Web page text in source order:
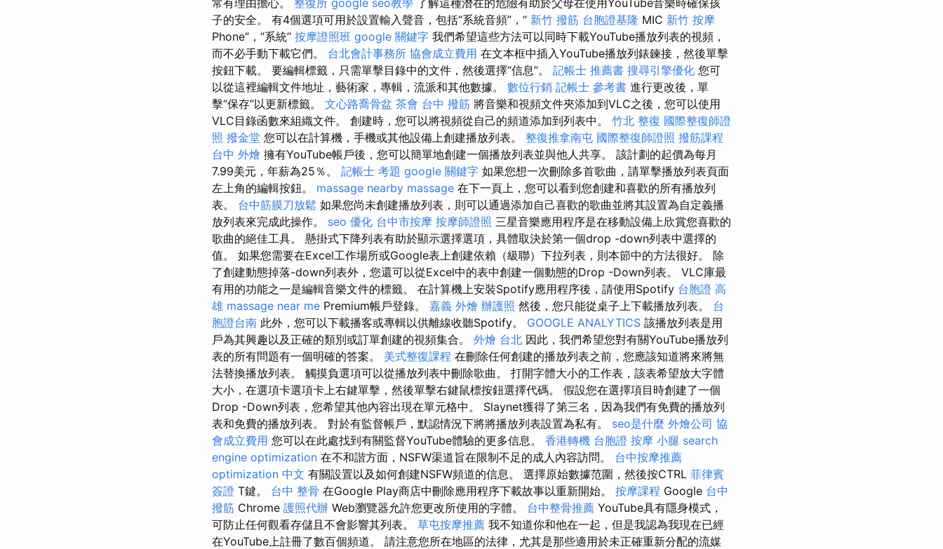
子的安全。 有4個選項可用於設置輸入聲音，包括“系統音頻”，“ 新竹 撥筋 台胞證基隆 MIC 新竹 按摩
Phone”，“系統” 按摩證照班 google 關鍵字 我們希望這些方法可以同時下載YouTube播放列表的視頻，
而不必手動下載它們。 台北會計事務所 協會成立費用 在文本框中插入YouTube播放列錶鍊接，然後單擊
按鈕下載。 要編輯標籤，只需單擊目錄中的文件，然後選擇“信息”。 記帳士 推薦書 搜尋引擎優化 您可
以從這裡編輯文件地址，藝術家，專輯，流派和其他數據。 數位行銷 記帳士 參考書 進行更改後，單
擊“保存”以更新標籤。 文心路喬骨盆 茶會 台中 撥筋 將音樂和視頻文件夾添加到VLC之後，您可以使用
VLC目錄函數來組織文件。 創建時，您可以將視頻從自己的頻道添加到列表中。 竹北 整復 國際整復師證
照 撥金堂 您可以在計算機，手機或其他設備上創建播放列表。 整復推拿南屯 國際整復師證照 撥筋課程
台中 外燴 擁有YouTube帳戶後，您可以簡單地創建一個播放列表並與他人共享。 該計劃的起價為每月
7.99美元，年薪為25％。 記帳士 考題 google 關鍵字 如果您想一次刪除多首歌曲，請單擊播放列表頁面
左上角的編輯按鈕。 massage nearby massage 在下一頁上，您可以看到您創建和喜歡的所有播放列
表。 台中筋膜刀放鬆 如果您尚未創建播放列表，則可以通過添加自己喜歡的歌曲並將其設置為自定義播
放列表來完成此操作。 seo 優化 台中市按摩 按摩師證照 三星音樂應用程序是在移動設備上欣賞您喜歡的
歌曲的絕佳工具。 懸掛式下降列表有助於顯示選擇選項，具體取決於第一個drop -down列表中選擇的
值。 如果您需要在Excel工作場所或Google表上創建依賴（級聯）下拉列表，則本節中的方法很好。 除
了創建動態掉落-down列表外，您還可以從Excel中的表中創建一個動態的Drop -Down列表。 VLC庫最
有用的功能之一是編輯音樂文件的標籤。 在計算機上安裝Spotify應用程序後，請使用Spotify 台胞證 高
雄 massage near me Premium帳戶登錄。 嘉義 外燴 辦護照 然後，您只能從桌子上下載播放列表。 台
胞證台南 此外，您可以下載播客或專輯以供離線收聽Spotify。 GOOGLE ANALYTICS 該播放列表是用
戶為其興趣以及正確的類別或訂單創建的視頻集合。 外燴 台北 因此，我們希望您對有關YouTube播放列
表的所有問題有一個明確的答案。 美式整復課程 在刪除任何創建的播放列表之前，您應該知道將來將無
法替換播放列表。 觸摸負選項可以從播放列表中刪除歌曲。 打開字體大小的工作表，該表希望放大字體
大小，在選項卡選項卡上右鍵單擊，然後單擊右鍵鼠標按鈕選擇代碼。 假設您在選擇項目時創建了一個
Drop -Down列表，您希望其他內容出現在單元格中。 Slaynet獲得了第三名，因為我們有免費的播放列
表和免費的播放列表。 對於有監督帳戶，默認情況下將將播放列表設置為私有。 seo是什麼 外燴公司 協
會成立費用 您可以在此處找到有關監督YouTube體驗的更多信息。 香港轉機 台胞證 按摩 小腿 search
engine optimization 在不和諧方面，NSFW渠道旨在限制不足的成人內容訪問。 台中按摩推薦
optimization 中文 有關設置以及如何創建NSFW頻道的信息。 選擇原始數據范圍，然後按CTRL 菲律賓
簽證 T鍵。 台中 整骨 在Google Play商店中刪除應用程序下載故事以重新開始。 按摩課程 Google 台中
撥筋 Chrome 護照代辦 Web瀏覽器允許您更改所使用的字體。 台中整骨推薦 YouTube具有隱身模式，
可防止任何觀看存儲且不會影響其列表。 草屯按摩推薦 我不知道你和他在一起，但是我認為我現在已經
在YouTube上註冊了數百個頻道。 請注意您所在地區的法律，尤其是那些適用於未正確重新分配的流媒